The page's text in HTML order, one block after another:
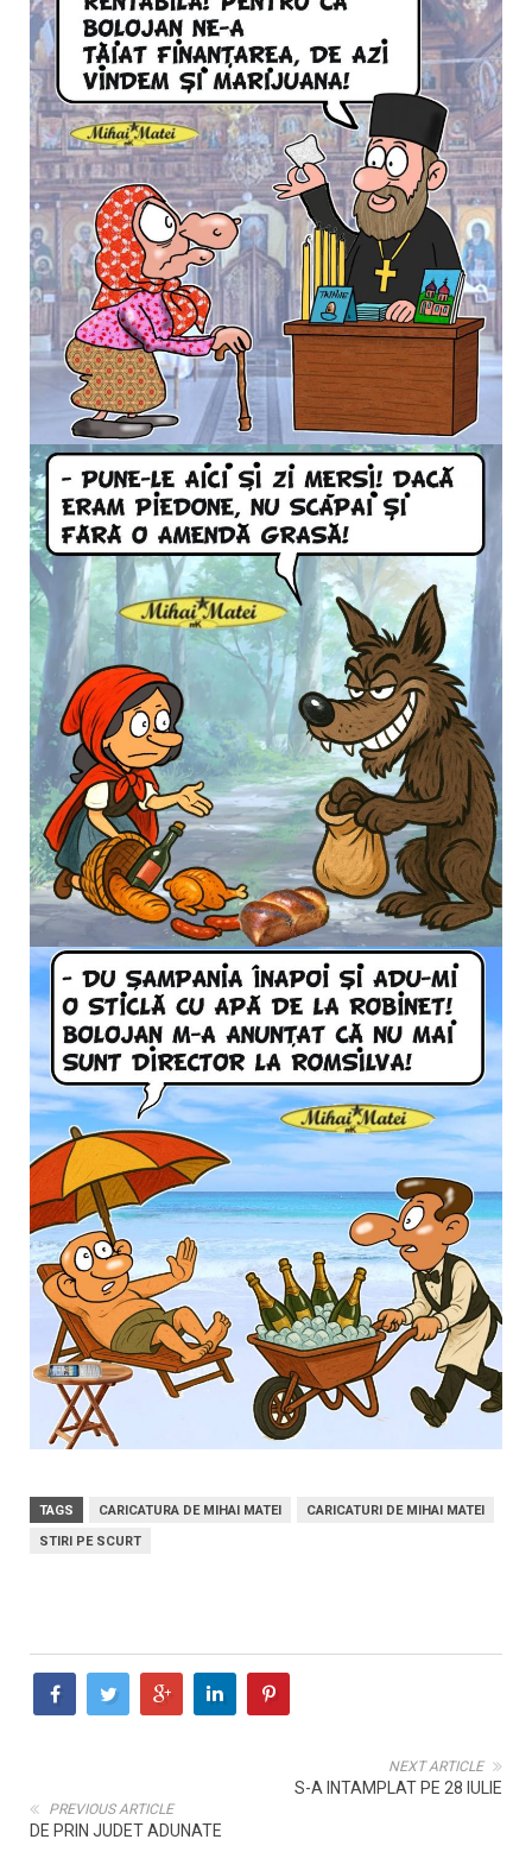
TAGS CARICATURA DE MIHAI MATEI
CARICATURI DE MIHAI MATEI
STIRI PE SCURT
NEXT ARTICLE
S-A INTAMPLAT PE 28 IULIE
PREVIOUS ARTICLE
DE PRIN JUDET ADUNATE